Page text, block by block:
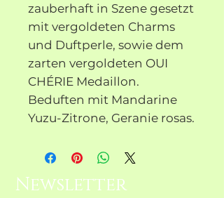
zauberhaft in Szene gesetzt
mit vergoldeten Charms
und Duftperle, sowie dem
zarten vergoldeten OUI
CHÉRIE Medaillon.
Beduften mit Mandarine
Yuzu-Zitrone, Geranie rosas.
Newsletter